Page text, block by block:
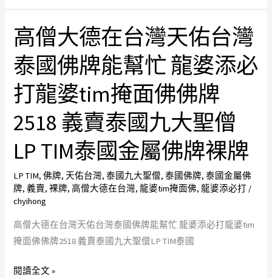
椰
義
賣
泰
國
高
僧
牌
加
持
力
配
戴
有
殼
裸
牌
義
泰
高僧大德在台灣天佑台灣
泰國佛牌能幫忙 龍婆添必
打龍婆tim掩面佛佛牌
2518 義賣泰國九大聖僧
LP TIM泰國金屬佛牌裸牌
LP TIM,佛牌, 天佑台灣,泰國九大聖僧,泰國佛牌,泰國金屬佛
牌,義賣,裸牌,高僧大德在台灣,龍婆tim掩面佛,龍婆添必打 /
chyihong
高僧大德在台灣天佑台灣泰國佛牌能幫忙 龍婆添必打龍婆tim
掩面佛佛牌2518 義賣泰國九大聖僧LP TIM泰國
高
僧
大
在
灣
天
佑
台
灣
國
佛
能
閱讀全文 »